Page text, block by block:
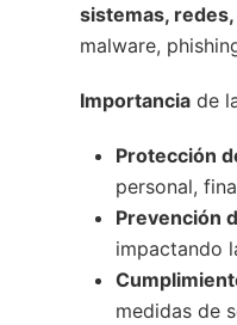
sistemas,
malware,
Importancia de
Protección
personal,
Prevención
impactando
medidas de